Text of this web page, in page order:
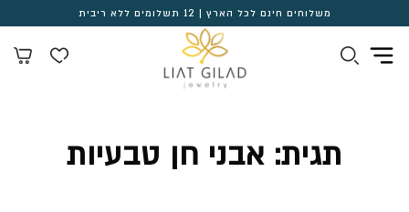
משלוחים חינם לכל הארץ | 12 תשלומים ללא ריבית
תגית: אבני חן טבעיות